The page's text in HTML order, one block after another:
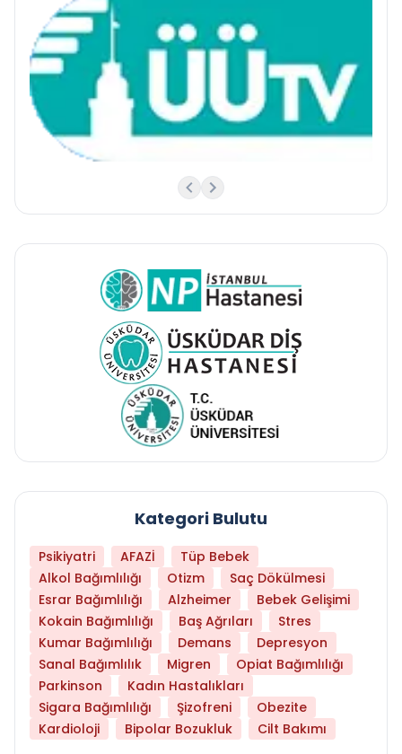
Kategori Bulutu
Psikiyatri AFAZİ
Tüp Bebek
Alkol Bağımlılığı
Otizm
Saç Dökülmesi
Esrar Bağımlılığı
Alzheimer
Bebek Gelişimi
Kokain Bağımlılığı
Baş Ağrıları
Stres
Kumar Bağımlılığı
Demans
Depresyon
Sanal Bağımlılık
Migren
Opiat Bağımlılığı
Parkinson
Kadın Hastalıkları
Sigara Bağımlılığı
Şizofreni
Obezite
Kardioloji
Bipolar Bozukluk Cilt Bakımı